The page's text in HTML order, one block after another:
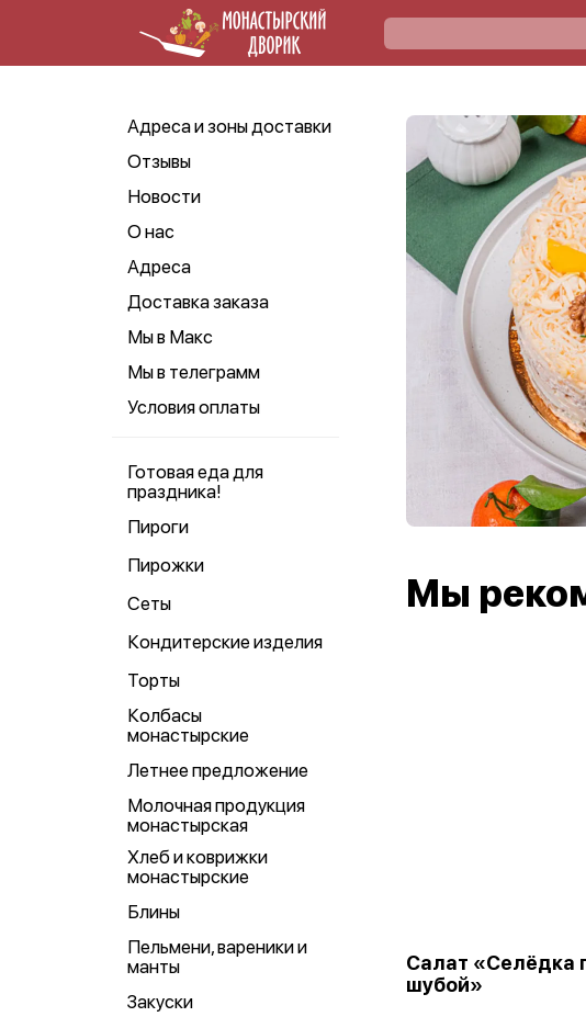
Адреса и зоны доставки
Отзывы
Новости
О нас
Адреса
Доставка заказа
Мы в Макс
Мы в телеграмм
Условия оплаты
Готовая еда для
праздника!
Пироги
Пирожки
Сеты
Кондитерские изделия
Торты
Колбасы
монастырские
Летнее предложение
Молочная продукция
монастырская
Хлеб и коврижки
монастырские
Блины
Пельмени, вареники и
манты
Закуски
Мы
Салат «Селёдка
шубой»